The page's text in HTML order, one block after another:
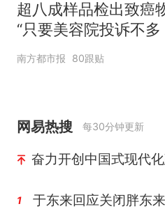
超八成样品检出致癌
“只要美容院投诉不多
家就不会更换产品”
南方都市报 80跟贴
网易热搜 每30分钟更新
奋力开创中国式现代
1